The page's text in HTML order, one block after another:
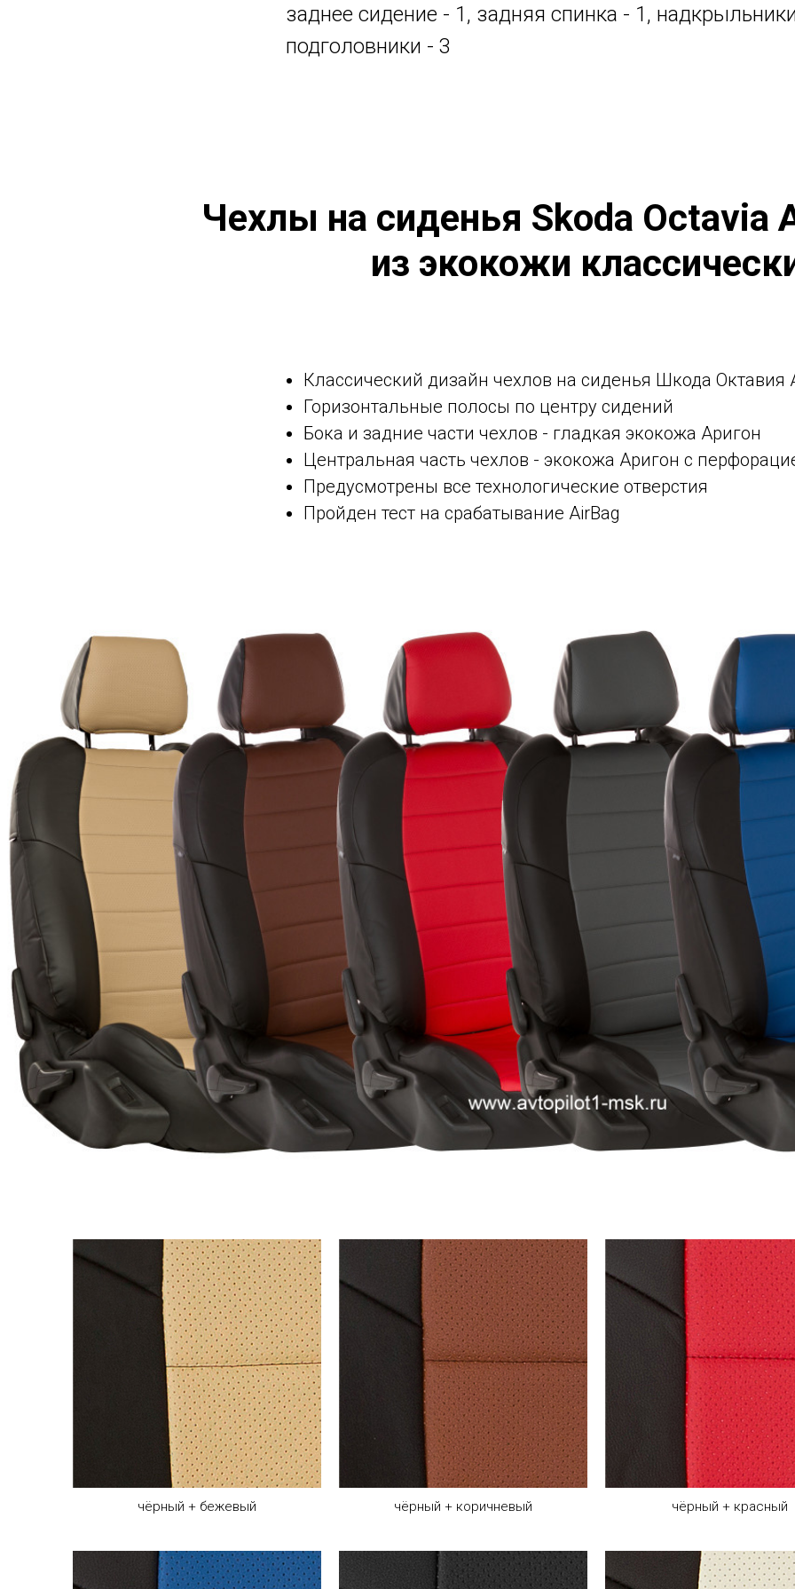
заднее сидение - 1, задняя спинка - 1,
подголовники - 3
Чехлы на сиденья Skoda Octavia
из экокожи
Классический дизайн чехлов на сиденья Шкода Октавия
Горизонтальные полосы по центру сидений
Бока и задние части чехлов - гладкая экокожа Аригон
Центральная часть чехлов - экокожа Аригон с
Предусмотрены все технологические отверстия
Пройден тест на срабатывание AirBag
чёрный + бежевый чёрный + коричневый чёрный + красный